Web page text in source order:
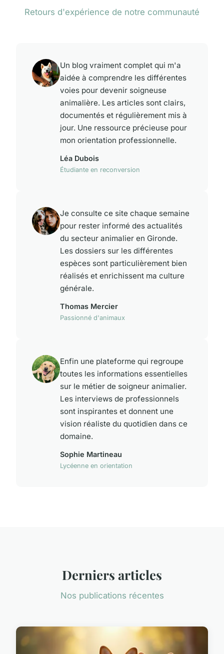
Retours d'expérience de notre communauté
Un blog vraiment complet qui m'a
aidée à comprendre les différentes
voies pour devenir soigneuse
animalière. Les articles sont clairs,
documentés et régulièrement mis à
jour. Une ressource précieuse pour
mon orientation professionnelle.
Léa Dubois
Étudiante en reconversion
Je consulte ce site chaque semaine
pour rester informé des actualités
du secteur animalier en Gironde.
Les dossiers sur les différentes
espèces sont particulièrement bien
réalisés et enrichissent ma culture
générale.
Thomas Mercier
Passionné d'animaux
Enfin une plateforme qui regroupe
toutes les informations essentielles
sur le métier de soigneur animalier.
Les interviews de professionnels
sont inspirantes et donnent une
vision réaliste du quotidien dans ce
domaine.
Sophie Martineau
Lycéenne en orientation
Derniers articles
Nos publications récentes